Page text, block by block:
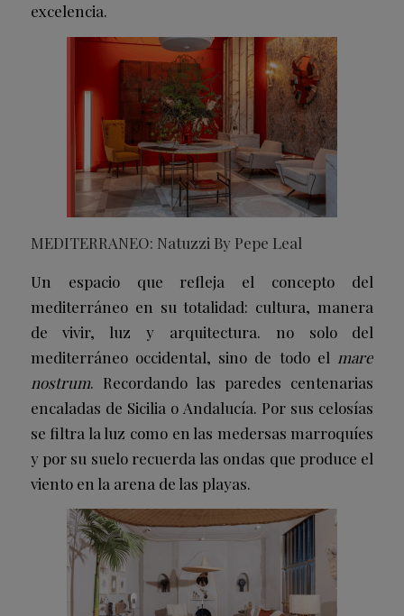
excelencia.
MEDITERRANEO: Natuzzi By Pepe Leal
Un espacio que refleja el concepto del
mediterráneo en su totalidad: cultura, manera
de vivir, luz y arquitectura. no solo del
mediterráneo occidental, sino de todo el mare
nostrum. Recordando las paredes centenarias
encaladas de Sicilia o Andalucía. Por sus celosías
se filtra la luz como en las medersas marroquíes
y por su suelo recuerda las ondas que produce el
viento en la arena de las playas.